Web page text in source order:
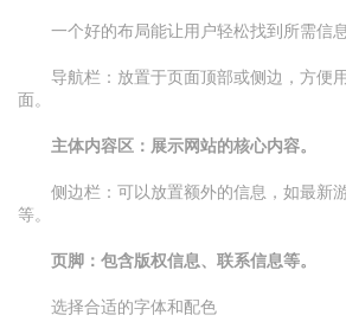
一个好的布局能让用户轻松找到所需信
导航栏：放置于页面顶部或侧边，方便
面。
主体内容区：展示网站的核心内容。
侧边栏：可以放置额外的信息，如最新
等。
页脚：包含版权信息、联系信息等。
选择合适的字体和配色